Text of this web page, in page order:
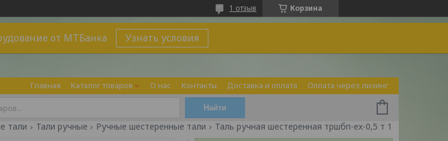
Корзина
1 отзыв
от МТБанка Узнать условия
Главная Каталог товаров О нас Контакты Доставка и оплата Оплата через лизинг
Найти
тали Тали ручные Ручные шестеренные тали Таль ручная шестеренная тршбп-ех-0,5 т 12 м